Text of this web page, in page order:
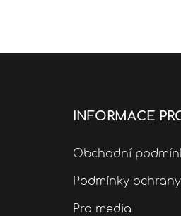
INFORMACE
Obchodní
Podmínky
Pro media